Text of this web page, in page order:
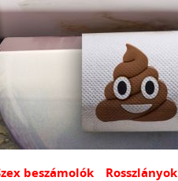
beszámolók Rosszlányok